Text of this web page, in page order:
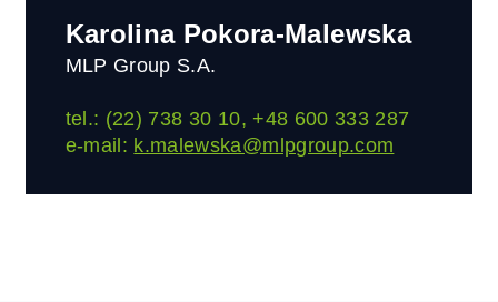
Karolina Pokora-Malewska
MLP Group S.A.
tel.: (22) 738 30 10, +48 600 333 287
e-mail: k.malewska@mlpgroup.com